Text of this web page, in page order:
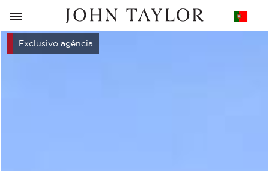
VOLTAR
Exclusivo agência